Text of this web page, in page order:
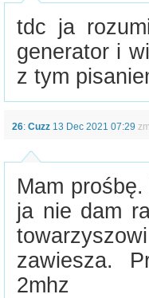
tdc ja
generator i
z tym
26: Cuzz 13 Dec 2021 07:29
Mam
ja nie dam
zawiesza.
2mhz